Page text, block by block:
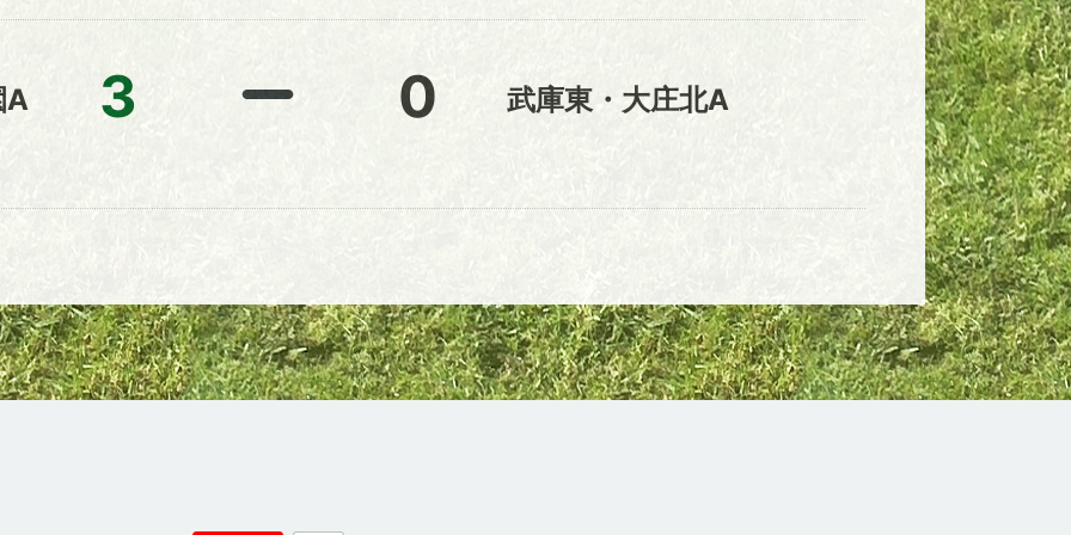
A 3 0 武庫東・大庄北A